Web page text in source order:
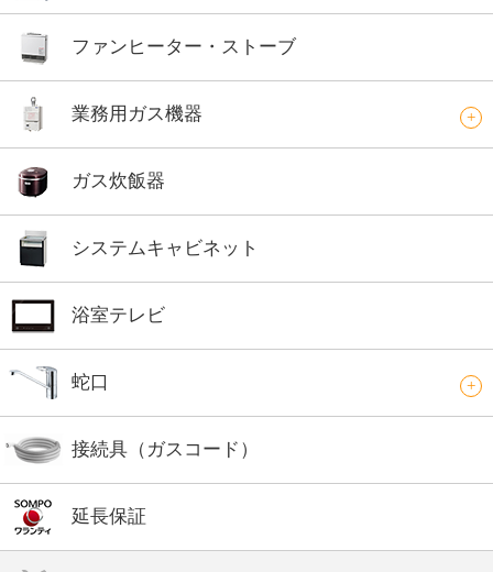
ファンヒーター・ストーブ
業務用ガス機器
ガス炊飯器
システムキャビネット
浴室テレビ
蛇口
接続具（ガスコード）
延長保証